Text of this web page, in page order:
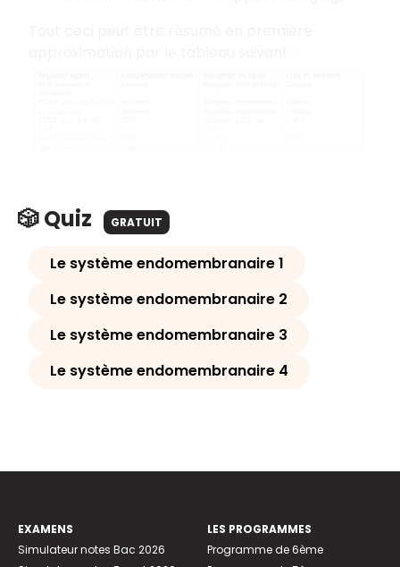
🎲 Quiz GRATUIT
Le système endomembranaire 1
Le système endomembranaire 2
Le système endomembranaire 3
Le système endomembranaire 4
EXAMENS
Simulateur notes Bac 2026
LES PROGRAMMES
Programme de 6ème